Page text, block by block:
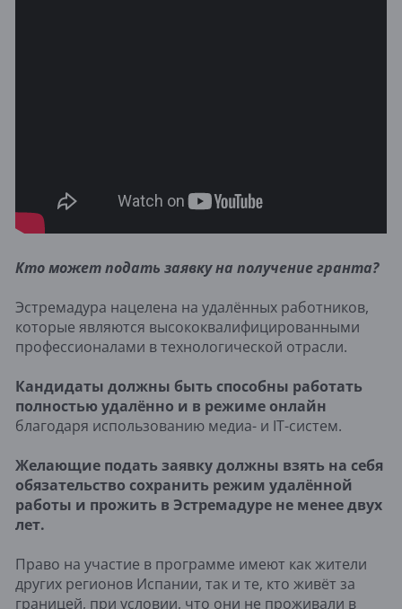
Кто может подать заявку на получение гранта?
Эстремадура нацелена на удалённых работников,
которые являются высококвалифицированными
профессионалами в технологической отрасли.
Кандидаты должны быть способны работать
полностью удалённо и в режиме онлайн
благодаря использованию медиа- и IT-систем.
Желающие подать заявку должны взять на себя
обязательство сохранить режим удалённой
работы и прожить в Эстремадуре не менее двух
лет.
Право на участие в программе имеют как жители
других регионов Испании, так и те, кто живёт за
границей, при условии, что они не проживали в